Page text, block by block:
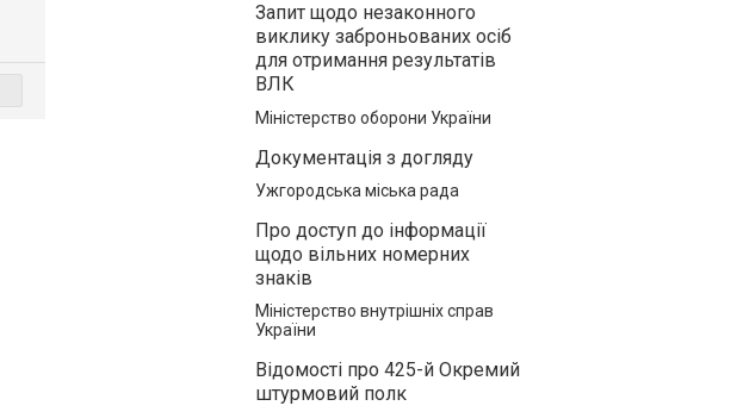
Запит щодо незаконного
виклику заброньованих осіб
для отримання результатів
ВЛК
Міністерство оборони України
Документація з догляду
Ужгородська міська рада
Про доступ до інформації
щодо вільних номерних
знаків
Міністерство внутрішніх справ
України
Відомості про 425-й Окремий
штурмовий полк